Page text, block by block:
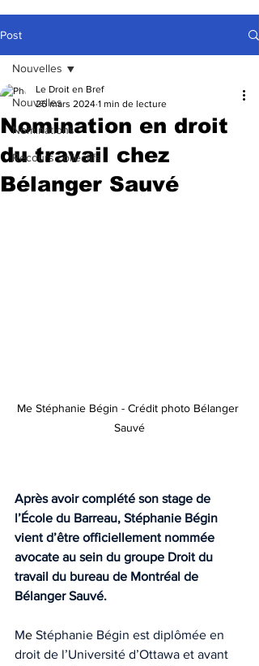
Post
Nouvelles
Nominations
Recours collectifs
Nouvelles
Nomination en droit
du travail chez
Bélanger Sauvé
Le Droit en Bref
26 mars 2024 1 min de lecture
Me Stéphanie Bégin - Crédit photo Bélanger
Sauvé
Après avoir complété son stage de
l’École du Barreau, Stéphanie Bégin
vient d’être officiellement nommée
avocate au sein du groupe Droit du
travail du bureau de Montréal de
Bélanger Sauvé.
Me Stéphanie Bégin est diplômée en
droit de l’Université d’Ottawa et avant